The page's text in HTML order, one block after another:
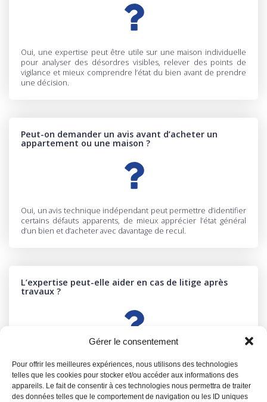
Gérer le consentement
Pour offrir les meilleures expériences, nous utilisons des technologies
telles que les cookies pour stocker et/ou accéder aux informations des
appareils. Le fait de consentir à ces technologies nous permettra de traiter
des données telles que le comportement de navigation ou les ID uniques
Oui, une expertise peut être utile sur une maison individuelle
pour analyser des désordres visibles, relever des points de
vigilance et mieux comprendre l’état du bien avant de prendre
une décision.
Peut-on demander un avis avant d’acheter un
appartement ou une maison ?
Oui, un avis technique indépendant peut permettre d’identifier
certains défauts apparents, de mieux apprécier l’état général
d’un bien et d’acheter avec davantage de recul.
L’expertise peut-elle aider en cas de litige après
travaux ?
Oui, elle peut permettre de constater les désordres, de clarifier
une situation devenue floue et de disposer d’éléments
techniques utiles avant d’engager la suite.